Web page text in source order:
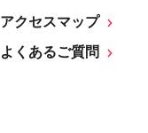
アクセスマップ
よくあるご質問